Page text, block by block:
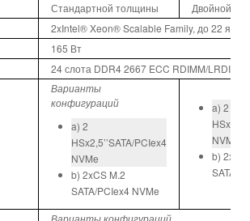
Стандартной толщины
Двойной
2xIntel® Xeon® Scalable Family, до 22
165 Вт
24 слота DDR4 2667 ECC RDIMM/
Варианты
конфигураций
a) 2
HSx2,5’’SATA/PCIex4
NVMe
b) 2xCS M.2
SATA/PCIex4 NVMe
a) 2
NVMe
b) 2xCS
SATA/